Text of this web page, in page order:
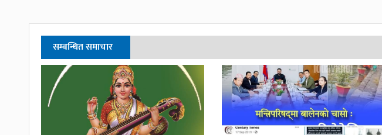
सम्बन्धित समाचार